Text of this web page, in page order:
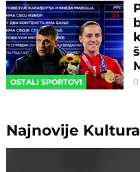
OSTALI SPORTOVI 0
Najnovije Kultura